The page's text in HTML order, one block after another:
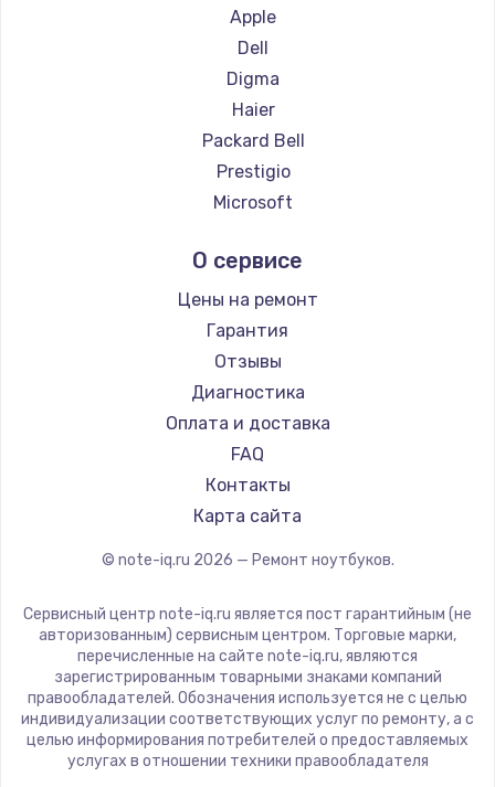
Ремонт ноутбуков Thunderobot
Ремонт ноутбуков Hasee
Ремонт ноутбуков ZTE
Ремонт ноутбуков Hiper
Ремонт ноутбуков Evga
Ремонт ноутбуков Google
Ремонт ноутбуков Echips
Ремонт ноутбуков Predator
Ремонт ноутбуков iru
Ремонт ноутбуков Machenike
Ремонт ноутбуков DEXP
Ремонт ноутбуков Teclast
Ремонт ноутбуков CHUWI
Ремонт ноутбуков Colorful
Apple
Dell
Digma
Haier
Packard Bell
Prestigio
Microsoft
Aquarius
Gigabyte
Aorus
Maibenben
Getac
Epson
Philips
LG
Panasonic
ZTE
Hiper
Evga
Google
Echips
О сервисе
Цены на ремонт
Гарантия
Отзывы
Диагностика
Оплата и доставка
FAQ
Контакты
Карта сайта
© note-iq.ru 2026 — Ремонт ноутбуков.
Сервисный центр note-iq.ru является пост гарантийным (не
авторизованным) сервисным центром. Торговые марки,
перечисленные на сайте note-iq.ru, являются
зарегистрированным товарными знаками компаний
правообладателей. Обозначения используется не с целью
индивидуализации соответствующих услуг по ремонту, а с
целью информирования потребителей о предоставляемых
услугах в отношении техники правообладателя